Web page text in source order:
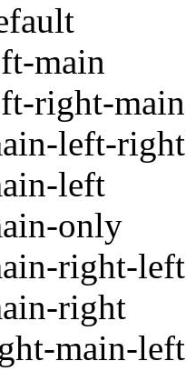
main
right-main
left-right
left
only
right-left
right
main-left